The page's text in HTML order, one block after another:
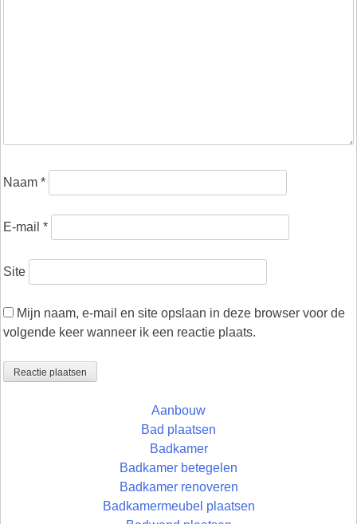
Naam *
E-mail *
Site
Mijn naam, e-mail en site opslaan in deze browser voor de
volgende keer wanneer ik een reactie plaats.
Aanbouw
Bad plaatsen
Badkamer
Badkamer betegelen
Badkamer renoveren
Badkamermeubel plaatsen